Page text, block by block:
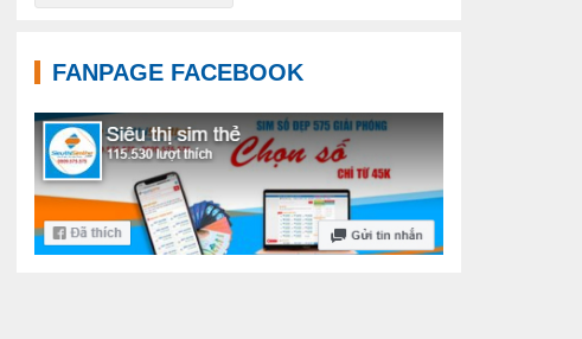
FANPAGE FACEBOOK